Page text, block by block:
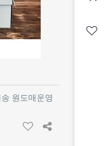
원도매운영